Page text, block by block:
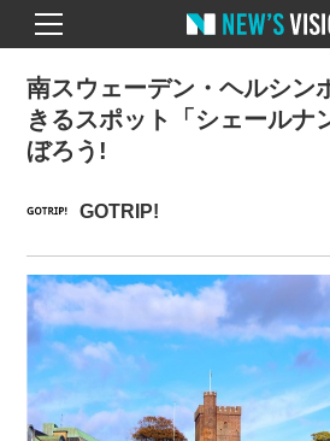
GOTRIP!
南スウェーデン・ヘルシン
きるスポット「シェールナ
ぼろう!